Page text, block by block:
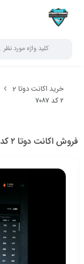
خرید اکانت دوتا 2
۲ کد ۷۰۸۷
فروش اکانت دوتا ۲ کد ۷۰۸۷